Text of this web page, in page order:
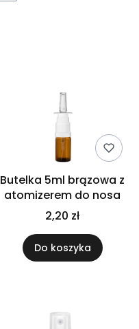
Butelka 5ml brązowa z
atomizerem do nosa
2,20 zł
Do koszyka